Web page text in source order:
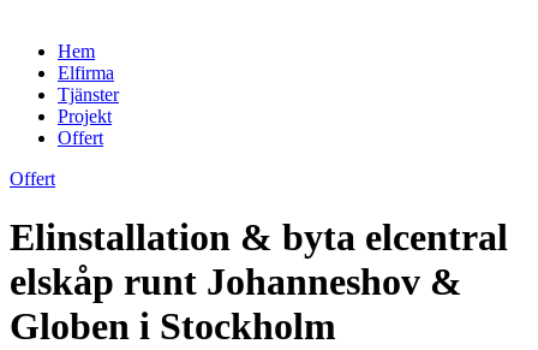
Hem
Elfirma
Tjänster
Projekt
Offert
Offert
Elinstallation & byta elcentral
elskåp runt Johanneshov &
Globen i Stockholm